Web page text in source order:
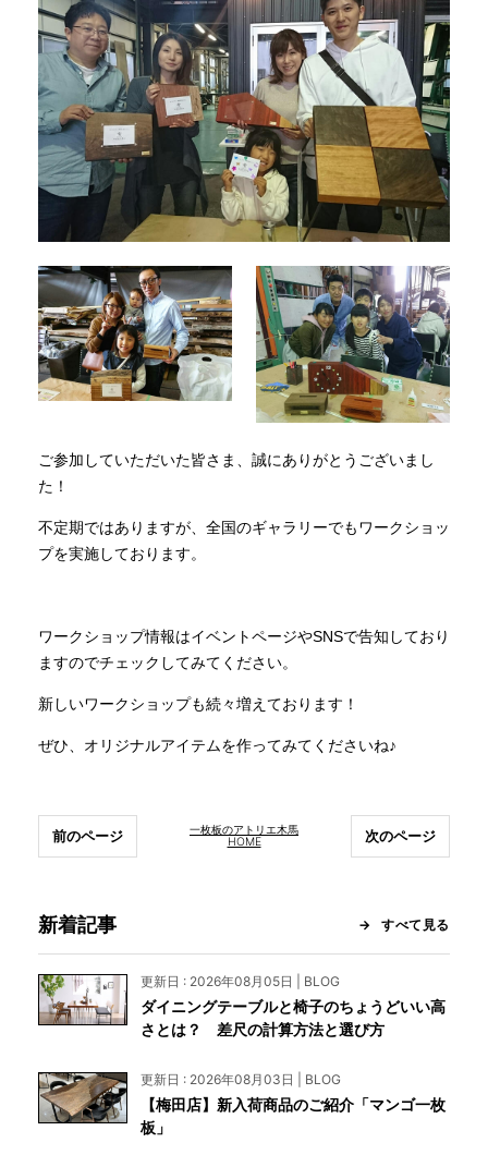
ご参加していただいた皆さま、誠にありがとうございまし
た！
不定期ではありますが、全国のギャラリーでもワークショッ
プを実施しております。
ワークショップ情報はイベントページやSNSで告知しており
ますのでチェックしてみてください。
新しいワークショップも続々増えております！
ぜひ、オリジナルアイテムを作ってみてくださいね♪
一枚板のアトリエ木馬
HOME
前のページ 次のページ
新着記事 すべて見る
更新日 : 2026年08月05日 | BLOG
ダイニングテーブルと椅子のちょうどいい高
さとは？ 差尺の計算方法と選び方
更新日 : 2026年08月03日 | BLOG
【梅田店】新入荷商品のご紹介「マンゴ一枚
板」